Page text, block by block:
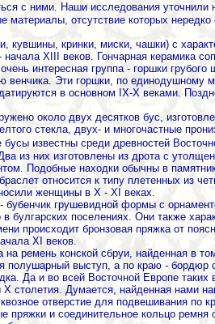
с ними. Наши исследования
отсутствие которых
кувшины, кринки, миски, чашки) с
XIII веков. Гончарная керамика
интересная группа - горшки
Эти горшки, по единодушному
в основном IX-Х веками.
около двух десятков бус,
стекла, двух- и многочастные
известны среди древностей
из них изготовлены из дрота с
Подобные находки обычны в
относится к типу плетенных из
женщины в Х - XI веках.
грушевидной формы с
булгарских поселениях. Они также
происходит бронзовая пряжка от
XI веков.
на ремень конской сбруи, найденная в
полушарный выступ, а по краю -
Да и во всей Восточной Европе
Думается, найденная нами
отверстие для подвешивания по
и соединительное кольцо